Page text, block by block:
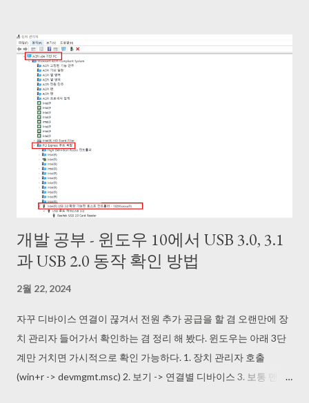
개발 공부 - 윈도우 10에서 USB 3.0, 3.1
과 USB 2.0 동작 확인 방법
2월 22, 2024
자꾸 디바이스 연결이 끊겨서 전원 추가 공급을 할 겸 오랜만에 장
치 관리자 들어가서 확인하는 겸 정리 해 봤다. 윈도우는 아래 3단
계만 거치면 가시적으로 확인 가능하다. 1. 장치 관리자 호출
(win+r -> devmgmt.msc) 2. 보기 -> 연결별 디바이스 3. 보통 맨 위